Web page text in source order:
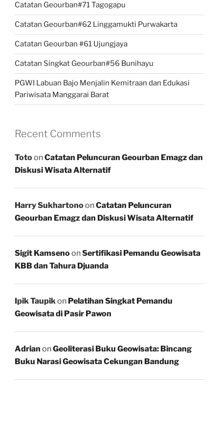
Catatan Geourban#71 Tagogapu
Catatan Geourban#62 Linggamukti Purwakarta
Catatan Geourban #61 Ujungjaya
Catatan Singkat Geourban#56 Bunihayu
PGWI Labuan Bajo Menjalin Kemitraan dan Edukasi
Pariwisata Manggarai Barat
Recent Comments
TotoonCatatan Peluncuran Geourban Emagz dan
Diskusi Wisata Alternatif
Harry SukhartonoonCatatan Peluncuran
Geourban Emagz dan Diskusi Wisata Alternatif
Sigit KamsenoonSertifikasi Pemandu Geowisata
KBB dan Tahura Djuanda
Ipik Taupikon Pelatihan Singkat Pemandu
Geowisata di Pasir Pawon
Adrian onGeoliterasi Buku Geowisata: Bincang
Buku Narasi Geowisata Cekungan Bandung